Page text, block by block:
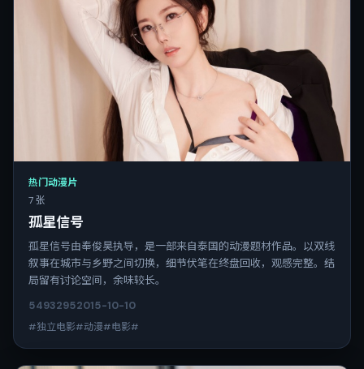
热门动漫片
7 张
孤星信号
孤星信号由奉俊昊执导，是一部来自泰国的动漫题材作品。以双线
叙事在城市与乡野之间切换，细节伏笔在终盘回收，观感完整。结
局留有讨论空间，余味较长。
54932952015-10-10
#独立电影#动漫#电影#